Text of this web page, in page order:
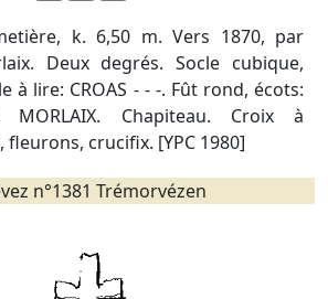
k. 6,50 m. Vers 1870, par
Deux degrés. Socle cubique,
à lire: CROAS - - -. Fût rond, écots:
MORLAIX. Chapiteau. Croix à
crucifix. [YPC 1980]
n°1381 Trémorvézen